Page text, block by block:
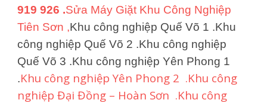
919 926 .Sửa Máy Giặt Khu Công Nghiệp
Tiên Sơn ,Khu công nghiệp Quế Võ 1 .Khu
công nghiệp Quế Võ 2 .Khu công nghiệp
Quế Võ 3 .Khu công nghiệp Yên Phong 1
.Khu công nghiệp Yên Phong 2 .Khu công
nghiệp Đại Đồng – Hoàn Sơn .Khu công